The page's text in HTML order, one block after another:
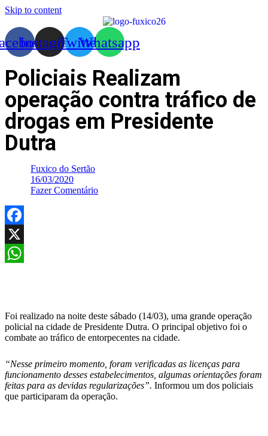
Skip to content
InstagramTwitterWhatsapp
Policiais Realizam
operação contra tráfico de
drogas em Presidente
Dutra
Fuxico do Sertão
16/03/2020
Fazer Comentário
Facebook
X
Foi realizado na noite deste sábado (14/03), uma grande operação
policial na cidade de Presidente Dutra. O principal objetivo foi o
combate ao tráfico de entorpecentes na cidade.
“Nesse primeiro momento, foram verificadas as licenças para
funcionamento desses estabelecimentos, algumas orientações foram
feitas para as devidas regularizações”. Informou um dos policiais
que participaram da operação.